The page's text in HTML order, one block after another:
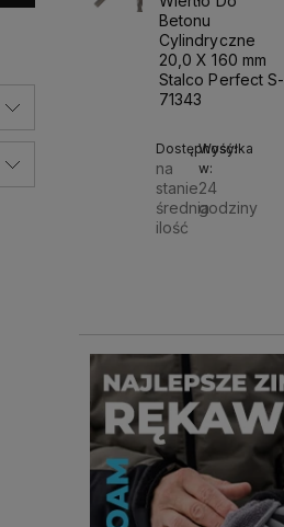
Betonu
Cylindryczne
20,0 X 160 mm
Stalco Perfect S-
71343
Dostępność:
na
stanie
średnia
ilość
Wysyłka
w:
24
godziny